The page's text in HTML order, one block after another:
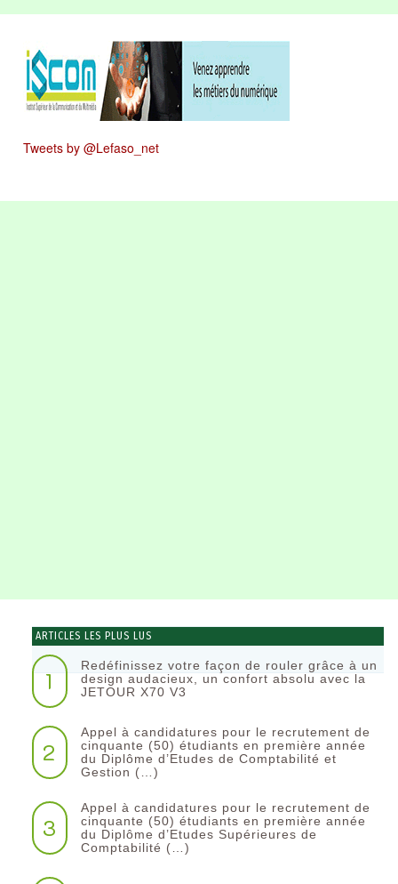
Tweets by @Lefaso_net
ARTICLES LES PLUS LUS
1
Redéfinissez votre façon de rouler grâce à un
design audacieux, un confort absolu avec la
JETOUR X70 V3
2
Appel à candidatures pour le recrutement de
cinquante (50) étudiants en première année
du Diplôme d’Etudes de Comptabilité et
Gestion (…)
3
Appel à candidatures pour le recrutement de
cinquante (50) étudiants en première année
du Diplôme d’Etudes Supérieures de
Comptabilité (…)